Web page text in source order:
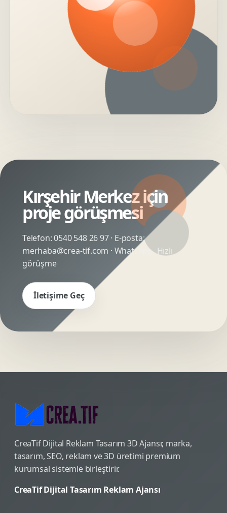
Kırşehir Merkez için
proje görüşmesi
Telefon:0540 548 26 97· E-posta:
merhaba@crea-tif.com · WhatsApp:Hızlı
görüşme
İletişime Geç
CreaTif Dijital Reklam Tasarım 3D Ajansı; marka,
tasarım, SEO, reklam ve 3D üretimi premium
kurumsal sistemle birleştirir.
CreaTif Dijital Tasarım Reklam Ajansı